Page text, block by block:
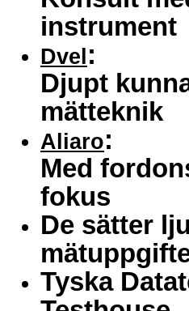
instrument
Dvel:
Djupt
mätteknik
Aliaro:
Med
fokus
De sätter
Tyska